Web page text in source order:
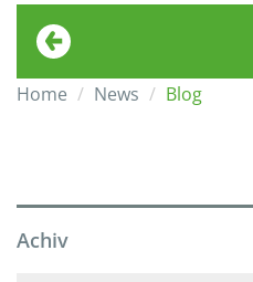
Home News Blog
Achiv